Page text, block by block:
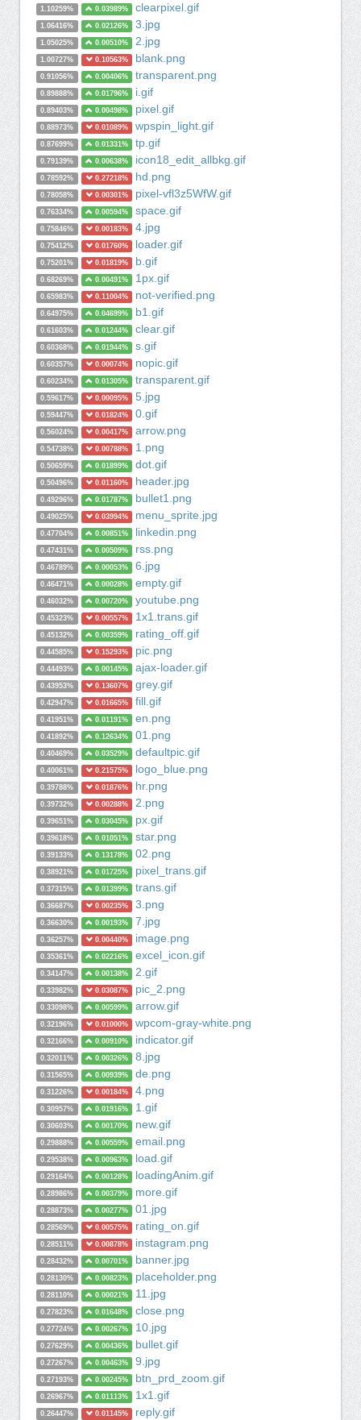
1.10259% 0.03989% clearpixel.gif
1.06416% 0.02126% 3.jpg
1.05025% 0.00510% 2.jpg
1.00727% 0.10563% blank.png
0.91056% 0.00406% transparent.png
0.89888% 0.01796% i.gif
0.89403% 0.00498% pixel.gif
0.88973% 0.01089% wpspin_light.gif
0.87699% 0.01331% tp.gif
0.79139% 0.00638% icon18_edit_allbkg.gif
0.78592% 0.27218% hd.png
0.78058% 0.00301% pixel-vfl3z5WfW.gif
0.76334% 0.00594% space.gif
0.75846% 0.00183% 4.jpg
0.75412% 0.01760% loader.gif
0.75201% 0.01819% b.gif
0.68269% 0.00491% 1px.gif
0.65983% 0.11004% not-verified.png
0.64975% 0.04699% b1.gif
0.61603% 0.01244% clear.gif
0.60368% 0.01944% s.gif
0.60357% 0.00074% nopic.gif
0.60234% 0.01305% transparent.gif
0.59617% 0.00095% 5.jpg
0.59447% 0.01824% 0.gif
0.56024% 0.00417% arrow.png
0.54738% 0.00788% 1.png
0.50659% 0.01899% dot.gif
0.50496% 0.01160% header.jpg
0.49296% 0.01787% bullet1.png
0.49025% 0.03994% menu_sprite.jpg
0.47704% 0.00851% linkedin.png
0.47431% 0.00509% rss.png
0.46789% 0.00053% 6.jpg
0.46471% 0.00028% empty.gif
0.46032% 0.00720% youtube.png
0.45323% 0.00557% 1x1.trans.gif
0.45132% 0.00359% rating_off.gif
0.44585% 0.15293% pic.png
0.44493% 0.00145% ajax-loader.gif
0.43953% 0.13607% grey.gif
0.42947% 0.01665% fill.gif
0.41951% 0.01191% en.png
0.41892% 0.12634% 01.png
0.40469% 0.03529% defaultpic.gif
0.40061% 0.21575% logo_blue.png
0.39788% 0.01876% hr.png
0.39732% 0.00288% 2.png
0.39651% 0.03045% px.gif
0.39618% 0.01051% star.png
0.39133% 0.13178% 02.png
0.38921% 0.01725% pixel_trans.gif
0.37315% 0.01399% trans.gif
0.36687% 0.00235% 3.png
0.36630% 0.00193% 7.jpg
0.36257% 0.00440% image.png
0.35361% 0.02216% excel_icon.gif
0.34147% 0.00138% 2.gif
0.33982% 0.03087% pic_2.png
0.33098% 0.00599% arrow.gif
0.32196% 0.01000% wpcom-gray-white.png
0.32166% 0.00910% indicator.gif
0.32011% 0.00326% 8.jpg
0.31565% 0.00939% de.png
0.31226% 0.00184% 4.png
0.30957% 0.01916% 1.gif
0.30603% 0.00170% new.gif
0.29888% 0.00559% email.png
0.29538% 0.00963% load.gif
0.29164% 0.00128% loadingAnim.gif
0.28986% 0.00379% more.gif
0.28873% 0.00277% 01.jpg
0.28569% 0.00575% rating_on.gif
0.28511% 0.00878% instagram.png
0.28432% 0.00701% banner.jpg
0.28130% 0.00823% placeholder.png
0.28110% 0.00021% 11.jpg
0.27823% 0.01648% close.png
0.27724% 0.00267% 10.jpg
0.27629% 0.00436% bullet.gif
0.27267% 0.00463% 9.jpg
0.27193% 0.00245% btn_prd_zoom.gif
0.26967% 0.01113% 1x1.gif
0.26447% 0.01145% reply.gif